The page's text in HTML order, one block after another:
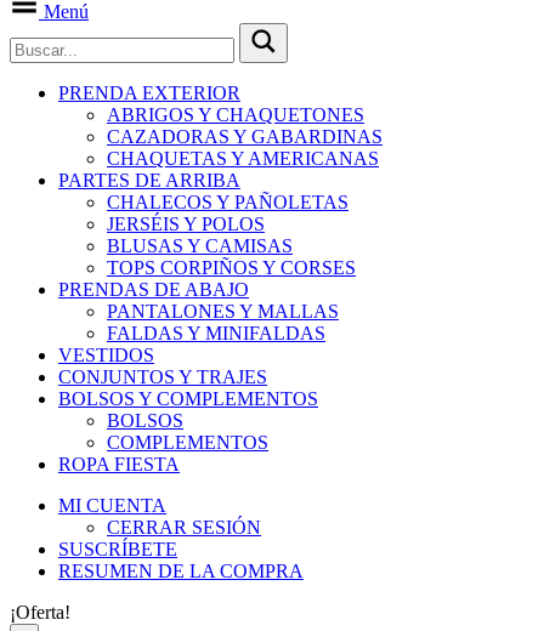
Menú
PRENDA EXTERIOR
ABRIGOS Y CHAQUETONES
CAZADORAS Y GABARDINAS
CHAQUETAS Y AMERICANAS
PARTES DE ARRIBA
CHALECOS Y PAÑOLETAS
JERSÉIS Y POLOS
BLUSAS Y CAMISAS
TOPS CORPIÑOS Y CORSES
PRENDAS DE ABAJO
PANTALONES Y MALLAS
FALDAS Y MINIFALDAS
VESTIDOS
CONJUNTOS Y TRAJES
BOLSOS Y COMPLEMENTOS
BOLSOS
COMPLEMENTOS
ROPA FIESTA
MI CUENTA
CERRAR SESIÓN
SUSCRÍBETE
RESUMEN DE LA COMPRA
¡Oferta!